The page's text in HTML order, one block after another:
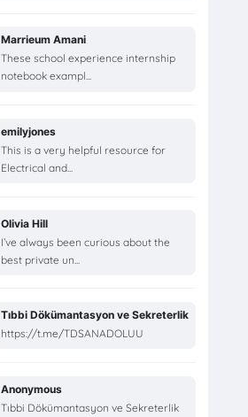
Marrieum Amani
These school experience internship
notebook exampl...
emilyjones
This is a very helpful resource for
Electrical and...
Olivia Hill
I’ve always been curious about the
best private un...
Tıbbi Dökümantasyon ve Sekreterlik
https://t.me/TDSANADOLUU
Anonymous
Tıbbi Dökümantasyon ve Sekreterlik